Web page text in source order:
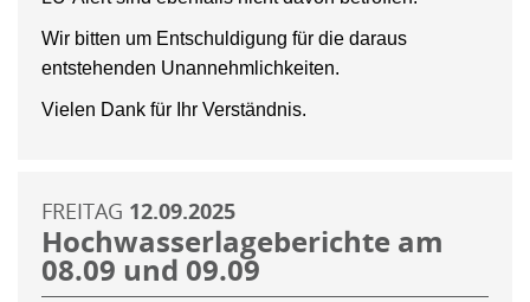
Wir bitten um Entschuldigung für die daraus
entstehenden Unannehmlichkeiten.
Vielen Dank für Ihr Verständnis.
FREITAG 12.09.2025
Hochwasserlageberichte am
08.09 und 09.09